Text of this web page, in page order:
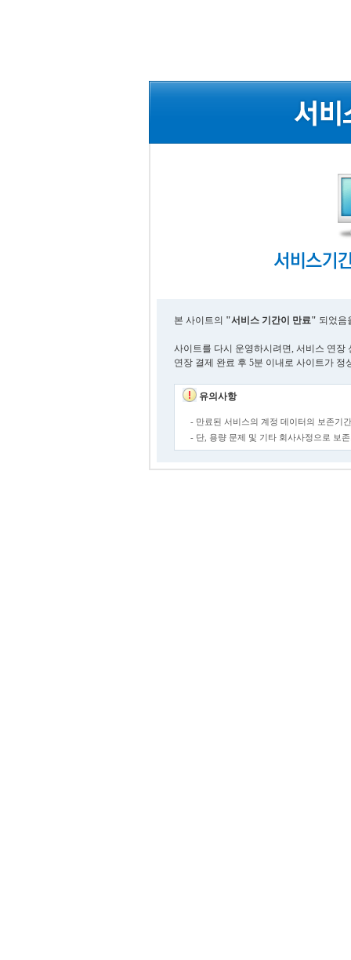
본 사이트의 "서비스 기간이 만료" 되었음
사이트를 다시 운영하시려면, 서비스 연장
연장 결제 완료 후 5분 이내로 사이트가 정
유의사항
- 만료된 서비스의 계정 데이터의 보존기
- 단, 용량 문제 및 기타 회사사정으로 보